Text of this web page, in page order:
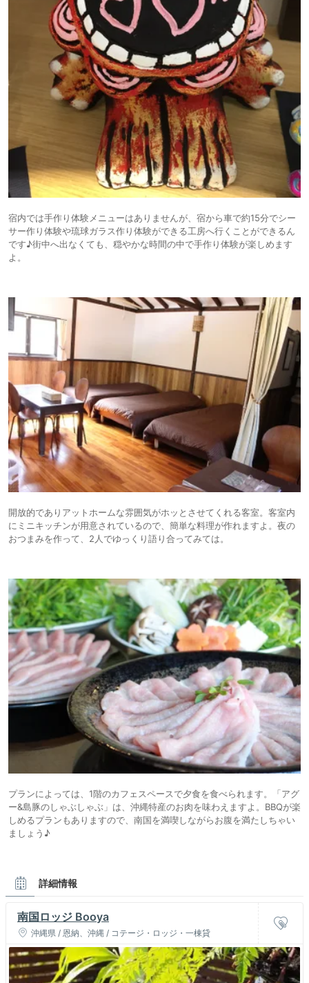
宿内では手作り体験メニューはありませんが、宿から車で約15分でシー
サー作り体験や琉球ガラス作り体験ができる工房へ行くことができるん
です♪街中へ出なくても、穏やかな時間の中で手作り体験が楽しめます
よ。
開放的でありアットホームな雰囲気がホッとさせてくれる客室。客室内
にミニキッチンが用意されているので、簡単な料理が作れますよ。夜の
おつまみを作って、2人でゆっくり語り合ってみては。
プランによっては、1階のカフェスペースで夕食を食べられます。「アグ
ー&島豚のしゃぶしゃぶ」は、沖縄特産のお肉を味わえますよ。BBQが楽
しめるプランもありますので、南国を満喫しながらお腹を満たしちゃい
ましょう♪
詳細情報
南国ロッジ Booya
沖縄県 / 恩納、沖縄 / コテージ・ロッジ・一棟貸